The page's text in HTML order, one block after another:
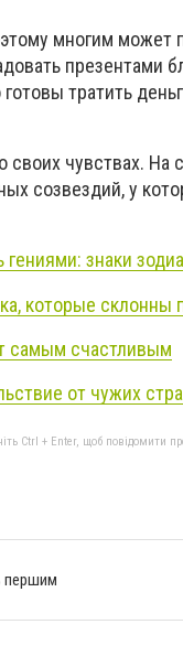
многим может
презентами
тратить
своих чувствах.
созвездий, у
знаки
которые склонны
самым счастливым
от чужих
Ctrl + Enter, щоб повідомити
першим